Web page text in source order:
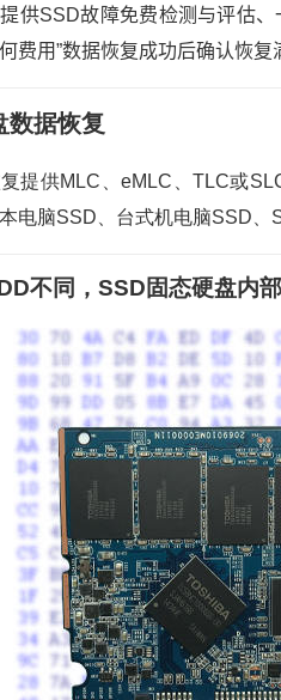
供SSD故障免费检测与评估
费用”数据恢复成功后确认恢复
数据恢复
提供MLC、eMLC、TLC或
电脑SSD、台式机电脑SSD、
不同，SSD固态硬盘内